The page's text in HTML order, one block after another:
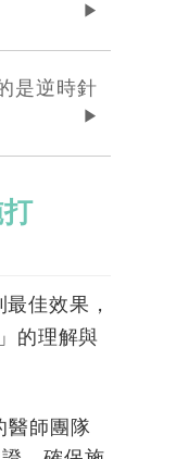
是逆時針
佳效果，
的理解與
醫師團隊